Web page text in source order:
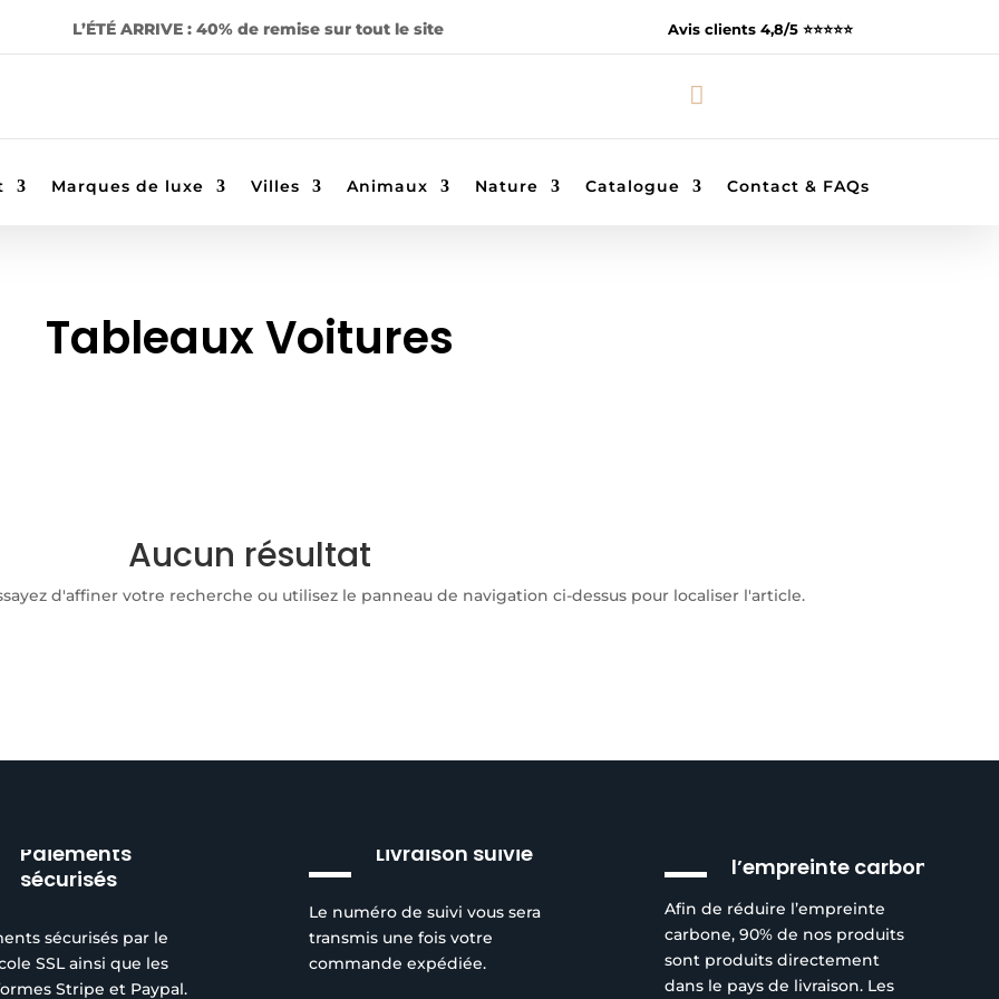
L’ÉTÉ ARRIVE : 40% de remise sur tout le site Avis clients 4,8/5 ⭐️⭐️⭐️⭐️⭐️

Marques de luxe Villes Animaux Nature Catalogue Contact & FAQs
Tableaux Voitures
Aucun résultat
d'affiner votre recherche ou utilisez le panneau de navigation ci-dessus pour localiser l'article.
Paiements
sécurisés
sécurisés par le
SSL ainsi que les
Stripe et Paypal.
Livraison suivie
Le numéro de suivi vous sera
transmis une fois votre
commande expédiée.
l’empreinte carbone
Afin de réduire l’empreinte
carbone, 90% de nos produits
sont produits directement
dans le pays de livraison. Les